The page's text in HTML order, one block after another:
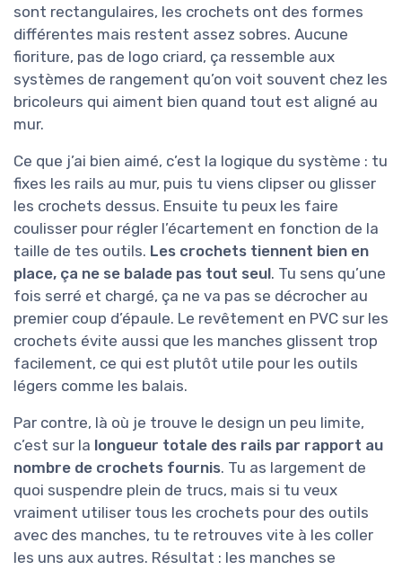
sont rectangulaires, les crochets ont des formes
différentes mais restent assez sobres. Aucune
fioriture, pas de logo criard, ça ressemble aux
systèmes de rangement qu’on voit souvent chez les
bricoleurs qui aiment bien quand tout est aligné au
mur.
Ce que j’ai bien aimé, c’est la logique du système : tu
fixes les rails au mur, puis tu viens clipser ou glisser
les crochets dessus. Ensuite tu peux les faire
coulisser pour régler l’écartement en fonction de la
taille de tes outils. Les crochets tiennent bien en
place, ça ne se balade pas tout seul. Tu sens qu’une
fois serré et chargé, ça ne va pas se décrocher au
premier coup d’épaule. Le revêtement en PVC sur les
crochets évite aussi que les manches glissent trop
facilement, ce qui est plutôt utile pour les outils
légers comme les balais.
Par contre, là où je trouve le design un peu limite,
c’est sur la longueur totale des rails par rapport au
nombre de crochets fournis. Tu as largement de
quoi suspendre plein de trucs, mais si tu veux
vraiment utiliser tous les crochets pour des outils
avec des manches, tu te retrouves vite à les coller
les uns aux autres. Résultat : les manches se